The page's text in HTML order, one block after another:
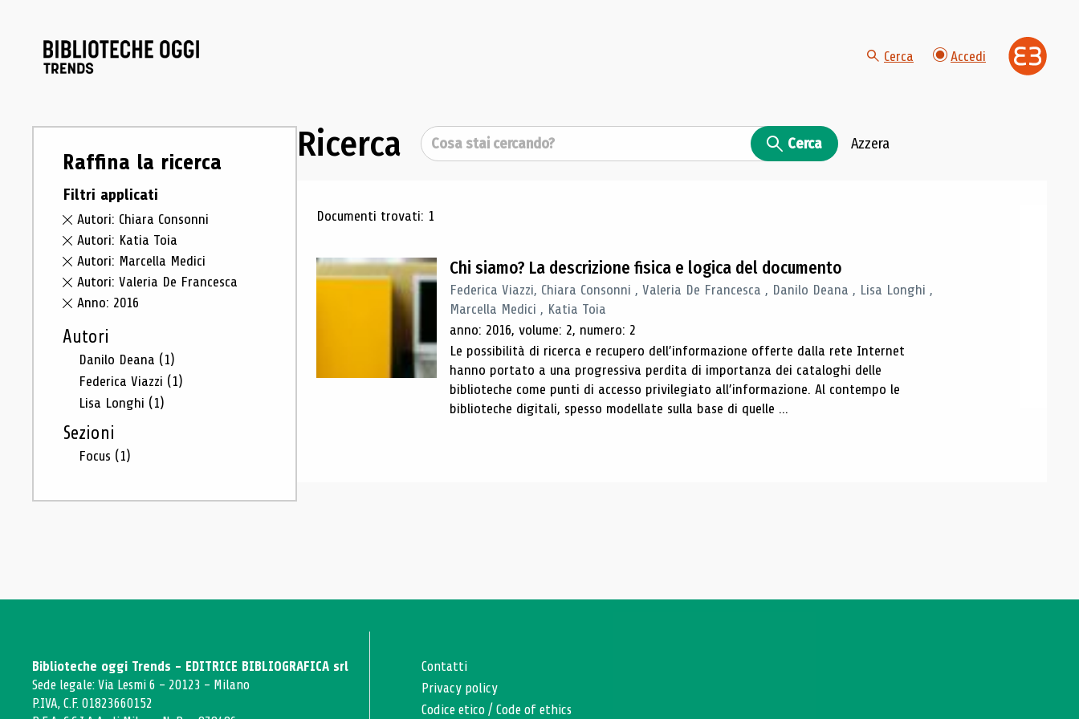
Cerca Accedi
Raffina la ricerca
Filtri applicati
Autori: Chiara Consonni
Autori: Katia Toia
Autori: Marcella Medici
Autori: Valeria De Francesca
Anno: 2016
Autori
Danilo Deana (1)
Federica Viazzi (1)
Lisa Longhi (1)
Sezioni
Focus (1)
Ricerca Cerca Cerca Azzera
Risultati di ricerca
Documenti trovati: 1
Chi siamo? La descrizione fisica e logica del documento
Federica Viazzi, Chiara Consonni , Valeria De Francesca , Danilo Deana , Lisa Longhi ,
Marcella Medici , Katia Toia
anno: 2016, volume: 2, numero: 2
Le possibilità di ricerca e recupero dell’informazione offerte dalla rete Internet
hanno portato a una progressiva perdita di importanza dei cataloghi delle
biblioteche come punti di accesso privilegiato all’informazione. Al contempo le
biblioteche digitali, spesso modellate sulla base di quelle ...
Biblioteche oggi Trends - EDITRICE BIBLIOGRAFICA srl
Sede legale: Via Lesmi 6 - 20123 - Milano
P.IVA, C.F. 01823660152
Contatti
Privacy policy
Codice etico /Code of ethics